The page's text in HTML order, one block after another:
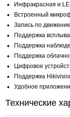
Инфракрасная и
Встроенный
Запись по
Поддержка
Поддержка
Поддержка
Цифровое
Поддержка
Удобное
Технические